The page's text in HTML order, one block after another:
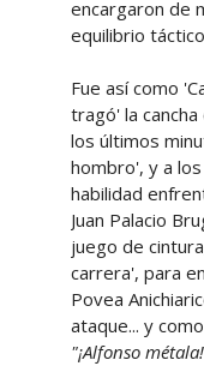
encargaron de
equilibrio
Fue así como
tragó' la
los últimos
hombro', y a
habilidad
Juan Palacio
juego de
carrera', para
Povea
ataque... y
"¡Alfonso